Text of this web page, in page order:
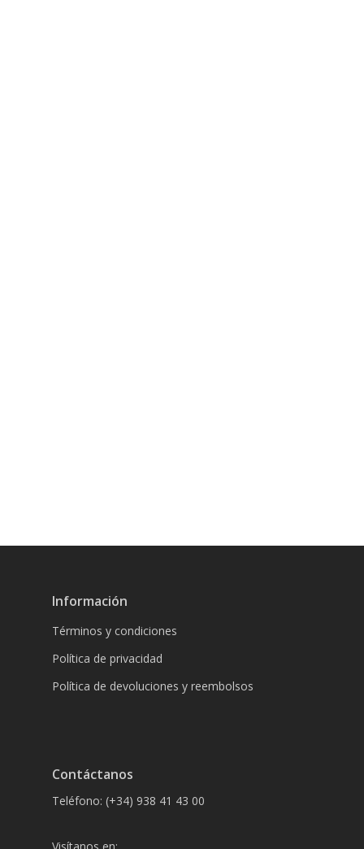
Información
Términos y condiciones
Política de privacidad
Política de devoluciones y reembolsos
Contáctanos
Teléfono: (+34) 938 41 43 00